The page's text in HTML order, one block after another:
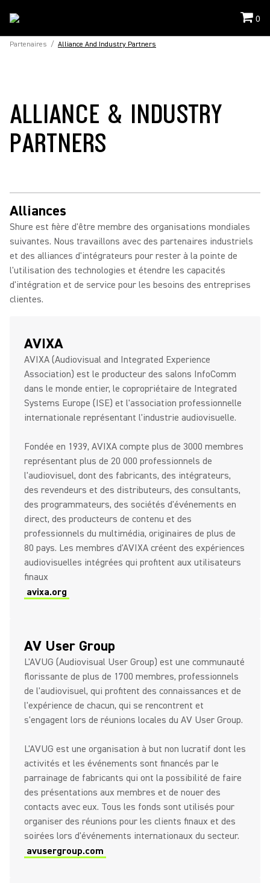
0
Partenaires / Alliance And Industry Partners
ALLIANCE & INDUSTRY
PARTNERS
Alliances
Shure est fière d'être membre des organisations mondiales
suivantes. Nous travaillons avec des partenaires industriels
et des alliances d'intégrateurs pour rester à la pointe de
l'utilisation des technologies et étendre les capacités
d'intégration et de service pour les besoins des entreprises
clientes.
AVIXA
AVIXA (Audiovisual and Integrated Experience
Association) est le producteur des salons InfoComm
dans le monde entier, le copropriétaire de Integrated
Systems Europe (ISE) et l'association professionnelle
internationale représentant l'industrie audiovisuelle.
Fondée en 1939, AVIXA compte plus de 3000 membres
représentant plus de 20 000 professionnels de
l'audiovisuel, dont des fabricants, des intégrateurs,
des revendeurs et des distributeurs, des consultants,
des programmateurs, des sociétés d'événements en
direct, des producteurs de contenu et des
professionnels du multimédia, originaires de plus de
80 pays. Les membres d'AVIXA créent des expériences
audiovisuelles intégrées qui profitent aux utilisateurs
finaux
avixa.org
AV User Group
L'AVUG (Audiovisual User Group) est une communauté
florissante de plus de 1700 membres, professionnels
de l'audiovisuel, qui profitent des connaissances et de
l'expérience de chacun, qui se rencontrent et
s'engagent lors de réunions locales du AV User Group.
L'AVUG est une organisation à but non lucratif dont les
activités et les événements sont financés par le
parrainage de fabricants qui ont la possibilité de faire
des présentations aux membres et de nouer des
contacts avec eux. Tous les fonds sont utilisés pour
organiser des réunions pour les clients finaux et des
soirées lors d'événements internationaux du secteur.
avusergroup.com